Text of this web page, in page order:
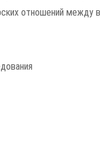
отношений между